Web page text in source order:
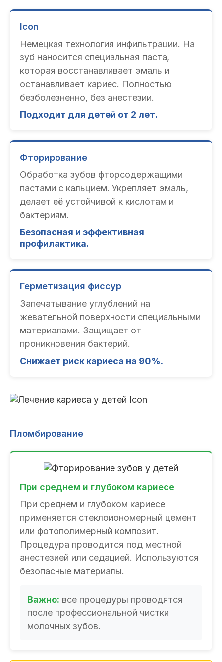
Icon
Немецкая технология инфильтрации. На
зуб наносится специальная паста,
которая восстанавливает эмаль и
останавливает кариес. Полностью
безболезненно, без анестезии.
Подходит для детей от 2 лет.
Фторирование
Обработка зубов фторсодержащими
пастами с кальцием. Укрепляет эмаль,
делает её устойчивой к кислотам и
бактериям.
Безопасная и эффективная
профилактика.
Герметизация фиссур
Запечатывание углублений на
жевательной поверхности специальными
материалами. Защищает от
проникновения бактерий.
Снижает риск кариеса на 90%.
Пломбирование
При среднем и глубоком кариесе
При среднем и глубоком кариесе
применяется стеклоиономерный цемент
или фотополимерный композит.
Процедура проводится под местной
анестезией или седацией. Используются
безопасные материалы.
Важно: все процедуры проводятся
после профессиональной чистки
молочных зубов.